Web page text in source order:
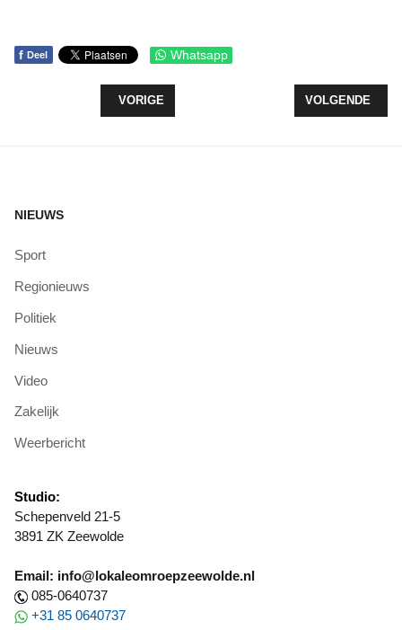
f Deel Whatsapp
VORIG ARTIKEL: PROGRAMMA
VORIGE VOLGENDE
VOLGENDE
NIEUWS
Sport
Regionieuws
Politiek
Nieuws
Video
Zakelijk
Weerbericht
Studio:
Schepenveld 21-5
3891 ZK Zeewolde
Email: info@lokaleomroepzeewolde.nl
085-0640737
+31 85 0640737